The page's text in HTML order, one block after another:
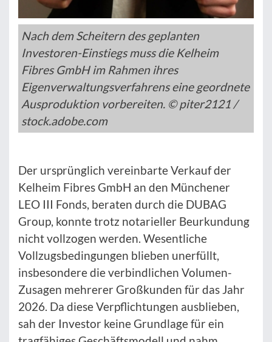
Nach dem Scheitern des geplanten
Investoren-Einstiegs muss die Kelheim
Fibres GmbH im Rahmen ihres
Eigenverwaltungsverfahrens eine geordnete
Ausproduktion vorbereiten. © piter2121 /
stock.adobe.com
Der ursprünglich vereinbarte Verkauf der
Kelheim Fibres GmbH an den Münchener
LEO III Fonds, beraten durch die DUBAG
Group, konnte trotz notarieller Beurkundung
nicht vollzogen werden. Wesentliche
Vollzugsbedingungen blieben unerfüllt,
insbesondere die verbindlichen Volumen-
Zusagen mehrerer Großkunden für das Jahr
2026. Da diese Verpflichtungen ausblieben,
sah der Investor keine Grundlage für ein